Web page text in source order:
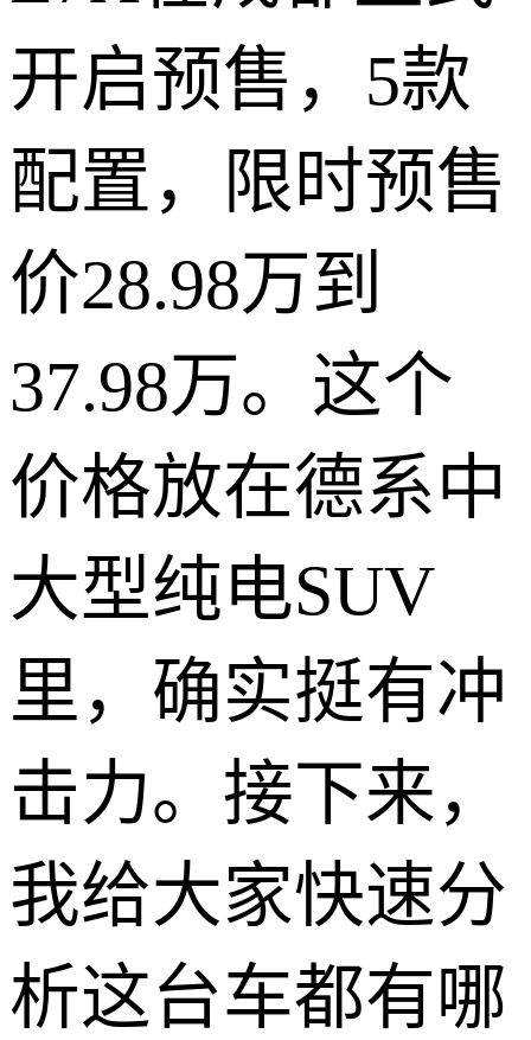
开启预售，5款
配置，限时预售
价28.98万到
37.98万。这个
价格放在德系中
大型纯电SUV
里，确实挺有冲
击力。接下来，
我给大家快速分
析这台车都有哪